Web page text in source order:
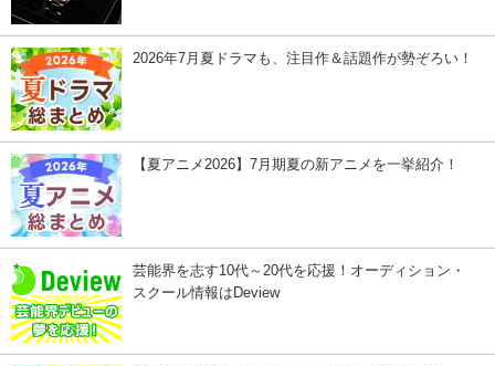
2026年7月夏ドラマも、注目作＆話題作が勢ぞろい！
【夏アニメ2026】7月期夏の新アニメを一挙紹介！
芸能界を志す10代～20代を応援！オーディション・
スクール情報はDeview